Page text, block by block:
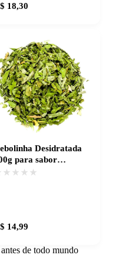
18,30
Desidratada
para sabor
e prático
14,99
de todo mundo